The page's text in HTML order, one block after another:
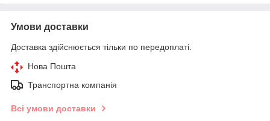
Умови доставки
Доставка здійснюється тільки по передоплаті.
Нова Пошта
Транспортна компанія
Всі умови доставки